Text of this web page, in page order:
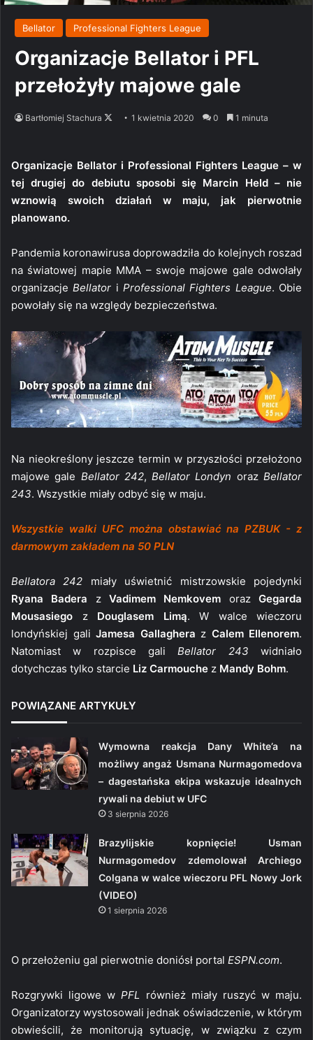
Bellator Professional Fighters League
Organizacje Bellator i PFL
przełożyły majowe gale
Bartłomiej Stachura
Follow1 kwietnia 2020 0 1 minuta
Organizacje Bellator i Professional Fighters League – w
tej drugiej do debiutu sposobi się Marcin Held – nie
wznowią swoich działań w maju, jak pierwotnie
planowano.
Pandemia koronawirusa doprowadziła do kolejnych roszad
na światowej mapie MMA – swoje majowe gale odwołały
organizacjeBellator iProfessional Fighters League. Obie
powołały się na względy bezpieczeństwa.
Na nieokreślony jeszcze termin w przyszłości przełożono
majowe gale Bellator 242,Bellator Londyn orazBellator
243. Wszystkie miały odbyć się w maju.
Wszystkie walki UFC można obstawiać na PZBUK - z
darmowym zakładem na 50 PLN
Bellatora 242 miały uświetnić mistrzowskie pojedynki
Ryana Badera zVadimem Nemkovem orazGegarda
Mousasiego z Douglasem Limą. W walce wieczoru
londyńskiej gali Jamesa Gallaghera z Calem Ellenorem.
Natomiast w rozpisce galiBellator 243 widniało
dotychczas tylko starcie Liz Carmouche z Mandy Bohm.
POWIĄZANE ARTYKUŁY
Wymowna reakcja Dany White’a na
możliwy angaż Usmana Nurmagomedova
– dagestańska ekipa wskazuje idealnych
rywali na debiut w UFC
3 sierpnia 2026
Brazylijskie kopnięcie! Usman
Nurmagomedov zdemolował Archiego
Colgana w walce wieczoru PFL Nowy Jork
(VIDEO)
1 sierpnia 2026
O przełożeniu gal pierwotnie doniósł portal ESPN.com.
Rozgrywki ligowe wPFL również miały ruszyć w maju.
Organizatorzy wystosowali jednak oświadczenie, w którym
obwieścili, że monitorują sytuację, w związku z czym